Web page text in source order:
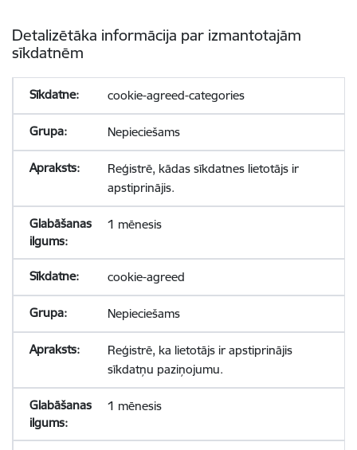
Detalizētāka informācija par izmantotajām
sīkdatnēm
cookie-agreed-categories
Nepieciešams
Reģistrē, kādas sīkdatnes lietotājs ir
apstiprinājis.
1 mēnesis
cookie-agreed
Nepieciešams
Reģistrē, ka lietotājs ir apstiprinājis
sīkdatņu paziņojumu.
1 mēnesis